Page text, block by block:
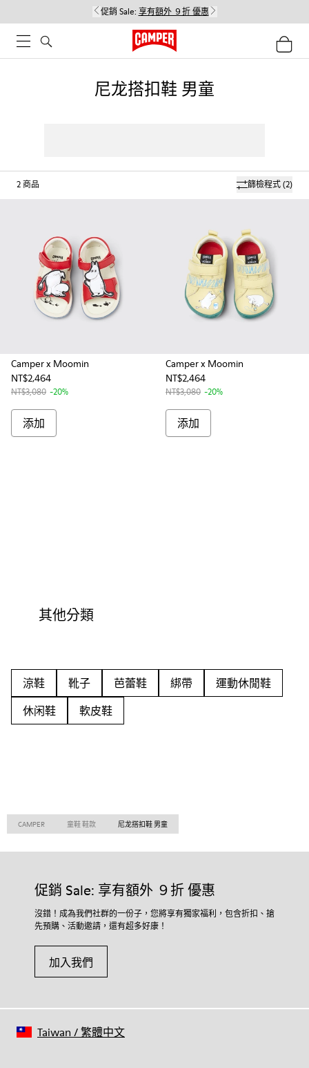
促銷 Sale: 享有額外 ９折 優惠
尼龙搭扣鞋 男童
篩檢程式(2)
2商品
Camper x Moomin
NT$2,464
NT$3,080 -20%
添加
Camper x Moomin
NT$2,464
NT$3,080 -20%
添加
其他分類
涼鞋 靴子 芭蕾鞋 綁帶
運動休閒鞋
休闲鞋
軟皮鞋
CAMPER 童鞋 鞋款 尼龙搭扣鞋 男童
促銷 Sale: 享有額外 ９折 優惠
沒錯！成為我們社群的一份子，您將享有獨家福利，包含折扣、搶
先預購、活動邀請，還有超多好康！
加入我們
Taiwan /繁體中文